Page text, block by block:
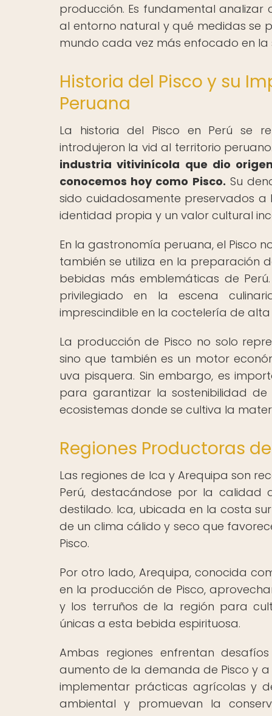
producción. Es fundamental
al entorno natural y qué medidas se
mundo cada vez más enfocado en la
Historia del Pisco y su
Peruana
La historia del Pisco en Perú se
introdujeron la vid al territorio
industria vitivinícola que dio
conocemos hoy como Pisco. Su
sido cuidadosamente preservados
identidad propia y un valor cultural
En la gastronomía peruana, el Pisco
también se utiliza en la preparación
bebidas más emblemáticas de
privilegiado en la escena
imprescindible en la coctelería de
La producción de Pisco no solo
sino que también es un motor
uva pisquera. Sin embargo, es
para garantizar la sostenibilidad
ecosistemas donde se cultiva la
Regiones Productoras
Las regiones de Ica y Arequipa son
Perú, destacándose por la
destilado. Ica, ubicada en la costa
de un clima cálido y seco que
Pisco.
Por otro lado, Arequipa, conocida
en la producción de Pisco,
y los terruños de la región para
únicas a esta bebida espirituosa.
Ambas regiones enfrentan
aumento de la demanda de Pisco y
implementar prácticas agrícolas y
ambiental y promuevan la